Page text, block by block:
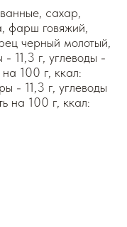
сахар,
фарш говяжий,
черный молотый,
11,3 г, углеводы -
100 г, ккал:
- 11,3 г, углеводы
на 100 г, ккал: